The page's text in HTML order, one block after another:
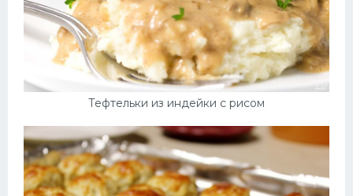
Тефтельки из индейки с рисом